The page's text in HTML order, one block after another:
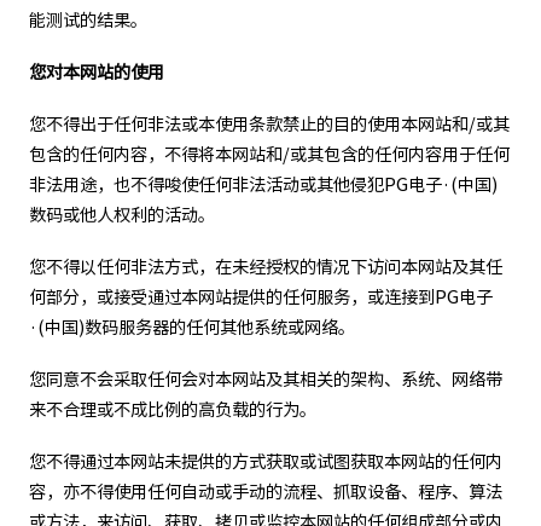
能测试的结果。
您对本网站的使用
您不得出于任何非法或本使用条款禁止的目的使用本网站和/或其
包含的任何内容，不得将本网站和/或其包含的任何内容用于任何
非法用途，也不得唆使任何非法活动或其他侵犯PG电子·(中国)
数码或他人权利的活动。
您不得以任何非法方式，在未经授权的情况下访问本网站及其任
何部分，或接受通过本网站提供的任何服务，或连接到PG电子
·(中国)数码服务器的任何其他系统或网络。
您同意不会采取任何会对本网站及其相关的架构、系统、网络带
来不合理或不成比例的高负载的行为。
您不得通过本网站未提供的方式获取或试图获取本网站的任何内
容，亦不得使用任何自动或手动的流程、抓取设备、程序、算法
或方法，来访问、获取、拷贝或监控本网站的任何组成部分或内